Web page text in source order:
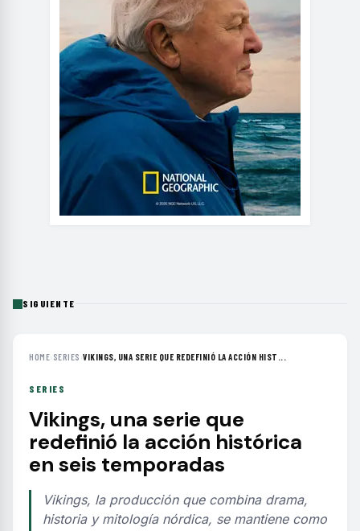
SIGUIENTE
HOME› SERIES ›VIKINGS, UNA SERIE QUE REDEFINIÓ LA ACCIÓN HIST...
SERIES
Vikings, una serie que
redefinió la acción histórica
en seis temporadas
Vikings, la producción que combina drama,
historia y mitología nórdica, se mantiene como